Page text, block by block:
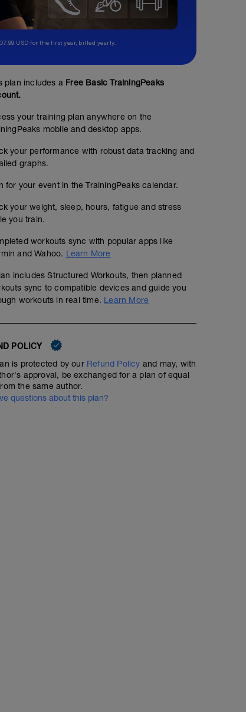
USD for the first year, billed yearly.
plan includes a Free Basic TrainingPeaks
your training plan anywhere on the
mobile and desktop apps.
your performance with robust data tracking and
graphs.
for your event in the TrainingPeaks calendar.
your weight, sleep, hours, fatigue and stress
you train.
workouts sync with popular apps like
and Wahoo. Learn More
includes Structured Workouts, then planned
sync to compatible devices and guide you
workouts in real time. Learn More
POLICY
is protected by our Refund Policy and may, with
approval, be exchanged for a plan of equal
the same author.
questions about this plan?